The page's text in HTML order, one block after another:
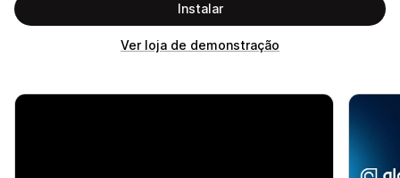
Instalar
Ver loja de demonstração